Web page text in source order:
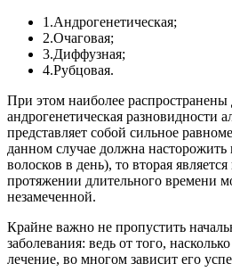
1.Андрогенетическая;
2.Очаговая;
3.Диффузная;
4.Рубцовая.
При этом наиболее
андрогенетическая разновидности
представляет собой сильное
данном случае должна насторожить
волосков в день), то вторая
протяжении длительного времени
незамеченной.
Крайне важно не пропустить
заболевания: ведь от того,
лечение, во многом зависит его